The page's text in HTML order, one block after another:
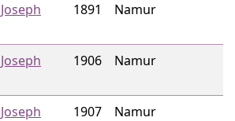
1891 Namur
1906 Namur
1907 Namur